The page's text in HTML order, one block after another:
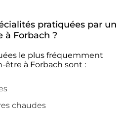
pratiquées par un
à Forbach ?
le plus fréquemment
être à Forbach sont :
chaudes